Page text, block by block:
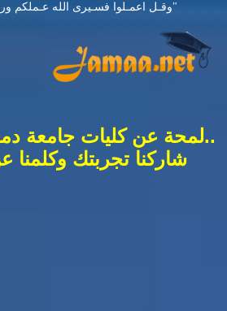
"وقـل اعمـلوا فسـيرى الله عـملكم ورسـوله والمؤمنـون"
..لمحة عن كليات جامعة
شاركنا تجربتك